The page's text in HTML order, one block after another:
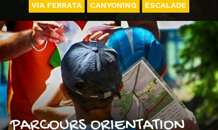
VIA FERRATA CANYONING ESCALADE
PARCOURS ORIENTATION